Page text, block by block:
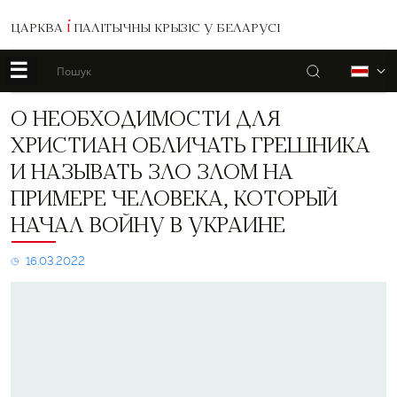
ЦАРКВА І ПАЛІТЫЧНЫ КРЫЗІС У БЕЛАРУСІ
☰ Пошук
О
для
христиан
обличать
грешника
и
называть
злом
О НЕОБХОДИМОСТИ ДЛЯ
ХРИСТИАН ОБЛИЧАТЬ ГРЕШНИКА
И НАЗЫВАТЬ ЗЛО ЗЛОМ НА
ПРИМЕРЕ ЧЕЛОВЕКА, КОТОРЫЙ
НАЧАЛ ВОЙНУ В УКРАИНЕ
16.03.2022